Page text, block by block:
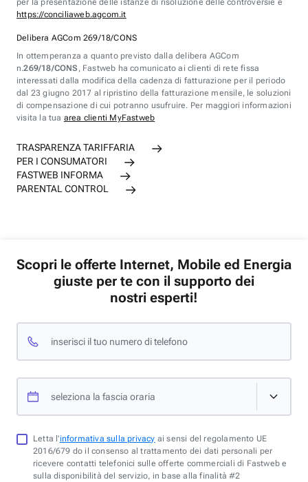
per la presentazione delle istanze di risoluzione delle controversie è
https://conciliaweb.agcom.it
Delibera AGCom 269/18/CONS
In ottemperanza a quanto previsto dalla delibera AGCom
n.269/18/CONS , Fastweb ha comunicato ai clienti di rete fissa
interessati dalla modifica della cadenza di fatturazione per il periodo
dal 23 giugno 2017 al ripristino della fatturazione mensile, le soluzioni
di compensazione di cui potranno usufruire. Per maggiori informazioni
visita la tua area clienti MyFastweb
TRASPARENZA TARIFFARIA
PER I CONSUMATORI
FASTWEB INFORMA
PARENTAL CONTROL
Scopri le offerte Internet, Mobile ed Energia
giuste per te con il supporto dei
nostri esperti!
inserisci il tuo numero di telefono
seleziona la fascia oraria
Letta l'informativa sulla privacy ai sensi del regolamento UE
2016/679 do il consenso al trattamento dei dati personali per
ricevere contatti telefonici sulle offerte commerciali di Fastweb e
sulla disponibilità del servizio, in base alla finalità #2